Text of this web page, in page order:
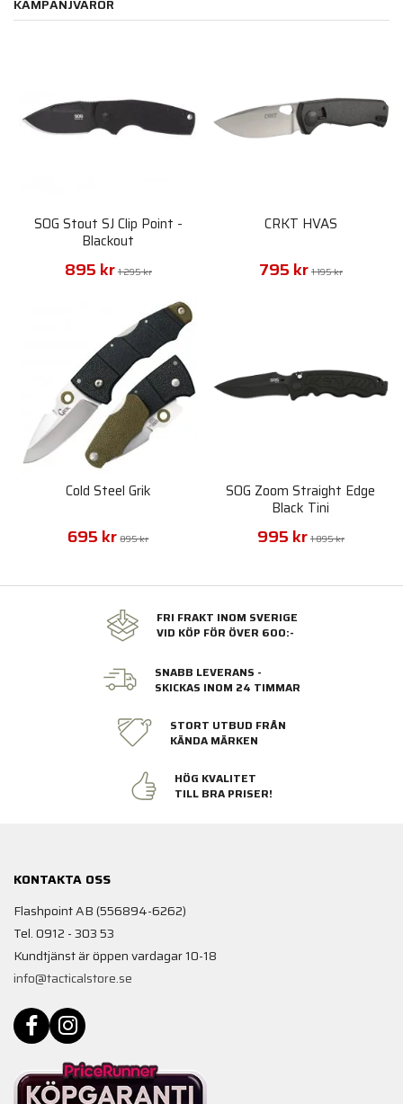
KAMPANJVAROR
SOG Stout SJ Clip Point -
Blackout
895 kr 1 295 kr
CRKT HVAS
795 kr 1 195 kr
Cold Steel Grik
695 kr 895 kr
SOG Zoom Straight Edge
Black Tini
995 kr 1 895 kr
FRI FRAKT INOM SVERIGE
VID KÖP FÖR ÖVER 600:-
SNABB LEVERANS -
SKICKAS INOM 24 TIMMAR
STORT UTBUD FRÅN
KÄNDA MÄRKEN
HÖG KVALITET
TILL BRA PRISER!
KONTAKTA OSS
Flashpoint AB (556894-6262)
Tel. 0912 - 303 53
Kundtjänst är öppen vardagar 10-18
info@tacticalstore.se